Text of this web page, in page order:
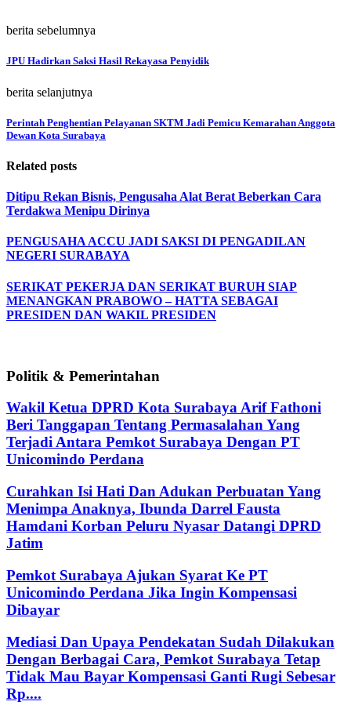
berita sebelumnya
JPU Hadirkan Saksi Hasil Rekayasa Penyidik
berita selanjutnya
Perintah Penghentian Pelayanan SKTM Jadi Pemicu Kemarahan Anggota
Dewan Kota Surabaya
Related posts
Ditipu Rekan Bisnis, Pengusaha Alat Berat Beberkan Cara
Terdakwa Menipu Dirinya
PENGUSAHA ACCU JADI SAKSI DI PENGADILAN
NEGERI SURABAYA
SERIKAT PEKERJA DAN SERIKAT BURUH SIAP
MENANGKAN PRABOWO – HATTA SEBAGAI
PRESIDEN DAN WAKIL PRESIDEN
Politik & Pemerintahan
Wakil Ketua DPRD Kota Surabaya Arif Fathoni
Beri Tanggapan Tentang Permasalahan Yang
Terjadi Antara Pemkot Surabaya Dengan PT
Unicomindo Perdana
Curahkan Isi Hati Dan Adukan Perbuatan Yang
Menimpa Anaknya, Ibunda Darrel Fausta
Hamdani Korban Peluru Nyasar Datangi DPRD
Jatim
Pemkot Surabaya Ajukan Syarat Ke PT
Unicomindo Perdana Jika Ingin Kompensasi
Dibayar
Mediasi Dan Upaya Pendekatan Sudah Dilakukan
Dengan Berbagai Cara, Pemkot Surabaya Tetap
Tidak Mau Bayar Kompensasi Ganti Rugi Sebesar
Rp....